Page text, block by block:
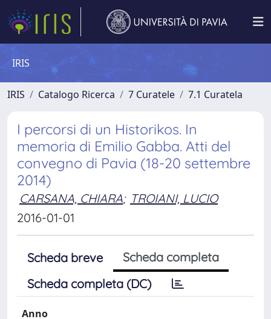
IRIS
IRIS Catalogo Ricerca 7 Curatele 7.1 Curatela
I percorsi di un Historikos. In
memoria di Emilio Gabba. Atti del
convegno di Pavia (18-20 settembre
2014)
CARSANA, CHIARA; TROIANI, LUCIO
2016-01-01
Scheda breve
Scheda completa
Scheda completa (DC)
Anno